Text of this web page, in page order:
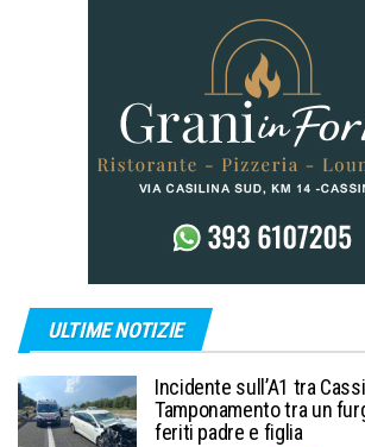
ULTIME NOTIZIE
Incidente sull’A1 tra
Tamponamento tra un
feriti padre e figlia